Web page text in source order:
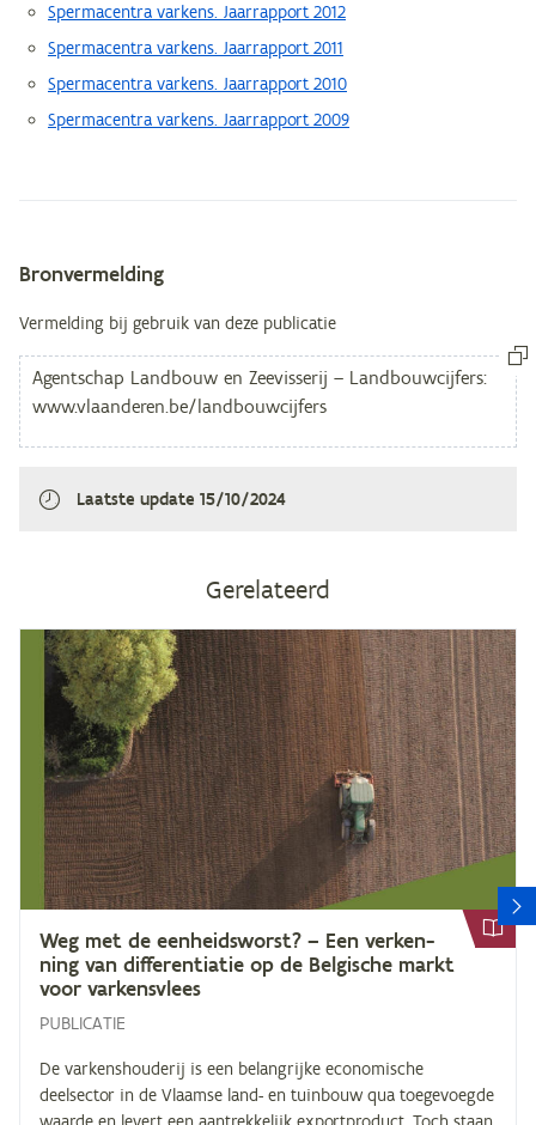
Spermacentra varkens. Jaarrapport 2012
Spermacentra varkens. Jaarrapport 2011
Spermacentra varkens. Jaarrapport 2010
Spermacentra varkens. Jaarrapport 2009
Metagegevens
Bronvermelding
Vermelding bij gebruik van deze publicatie
Laatste update 15/10/2024
Gerelateerd
Weg met de een­heids­worst? – Een ver­ken­
ning van dif­fe­ren­ti­a­tie op de Bel­gi­sche markt
voor varkensvlees
PUBLICATIE
De varkenshouderij is een belangrijke economische
deelsector in de Vlaamse land- en tuinbouw qua toegevoegde